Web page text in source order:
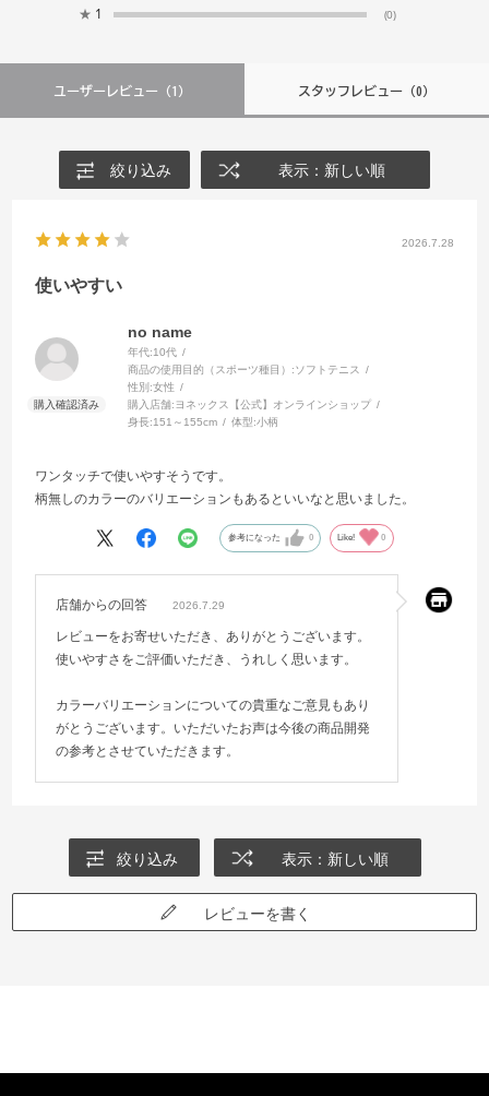
★ 1 (0)
ユーザーレビュー （1） スタッフレビュー（0）
絞り込み 表示：新しい順
2026.7.28
使いやすい
no name
年代:10代
商品の使用目的（スポーツ種目）:ソフトテニス
性別:女性
購入店舗: ヨネックス【公式】オンラインショップ
身長:151～155cm 体型:小柄
ワンタッチで使いやすそうです。
柄無しのカラーのバリエーションもあるといいなと思いました。
参考になった 0 Like! 0
店舗からの回答 2026.7.29
レビューをお寄せいただき、ありがとうございます。
使いやすさをご評価いただき、うれしく思います。
カラーバリエーションについての貴重なご意見もあり
がとうございます。いただいたお声は今後の商品開発
の参考とさせていただきます。
絞り込み 表示：新しい順
レビューを書く